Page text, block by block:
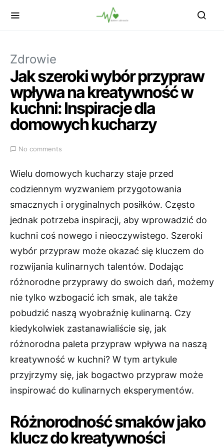
Zdrowie
Jak szeroki wybór przypraw
wpływa na kreatywność w
kuchni: Inspiracje dla
domowych kucharzy
No comments
Wielu domowych kucharzy staje przed
codziennym wyzwaniem przygotowania
smacznych i oryginalnych posiłków. Często
jednak potrzeba inspiracji, aby wprowadzić do
kuchni coś nowego i nieoczywistego. Szeroki
wybór przypraw może okazać się kluczem do
rozwijania kulinarnych talentów. Dodając
różnorodne przyprawy do swoich dań, możemy
nie tylko wzbogacić ich smak, ale także
pobudzić naszą wyobraźnię kulinarną. Czy
kiedykolwiek zastanawialiście się, jak
różnorodna paleta przypraw wpływa na naszą
kreatywność w kuchni? W tym artykule
przyjrzymy się, jak bogactwo przypraw może
inspirować do kulinarnych eksperymentów.
Różnorodność smaków jako
klucz do kreatywności